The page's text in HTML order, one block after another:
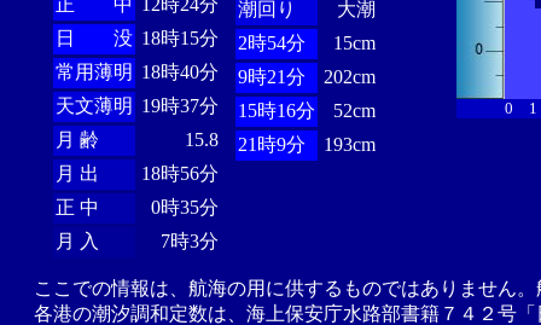
正 中 12時24分
日 没 18時15分
常用薄明 18時40分
天文薄明 19時37分
月 齢
15.8
月 出
18時56分
正 中
0時35分
月 入
7時3分
潮回り
大潮
2時54分
15cm
9時21分
202cm
15時16分
52cm
21時9分
193cm
0 1
ここでの情報は、航海の用に供するものではありません
各港の潮汐調和定数は、海上保安庁水路部書籍７４２号